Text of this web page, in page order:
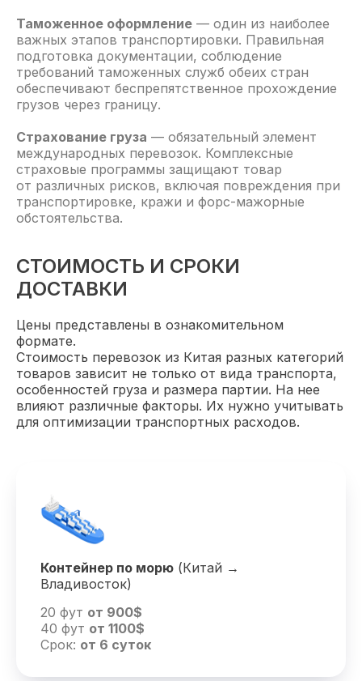
Таможенное оформление — один из наиболее
важных этапов транспортировки. Правильная
подготовка документации, соблюдение
требований таможенных служб обеих стран
обеспечивают беспрепятственное прохождение
грузов через границу.
Страхование груза — обязательный элемент
международных перевозок. Комплексные
страховые программы защищают товар
от различных рисков, включая повреждения при
транспортировке, кражи и форс-мажорные
обстоятельства.
СТОИМОСТЬ И СРОКИ
ДОСТАВКИ
Цены представлены в ознакомительном
формате.
Стоимость перевозок из Китая разных категорий
товаров зависит не только от вида транспорта,
особенностей груза и размера партии. На нее
влияют различные факторы. Их нужно учитывать
для оптимизации транспортных расходов.
Контейнер по морю (Китай →
Владивосток)
20 фут от 900$
40 фут от 1100$
Срок: от 6 суток